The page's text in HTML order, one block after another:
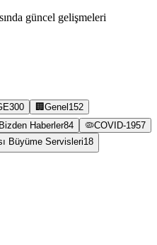
güncel gelişmeleri
300 🏢 Genel 152
Bizden Haberler84 🦠COVID-1957
Büyüme Servisleri18